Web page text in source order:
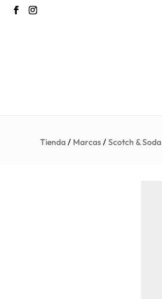
Tienda/ Marcas/Scotch & Soda